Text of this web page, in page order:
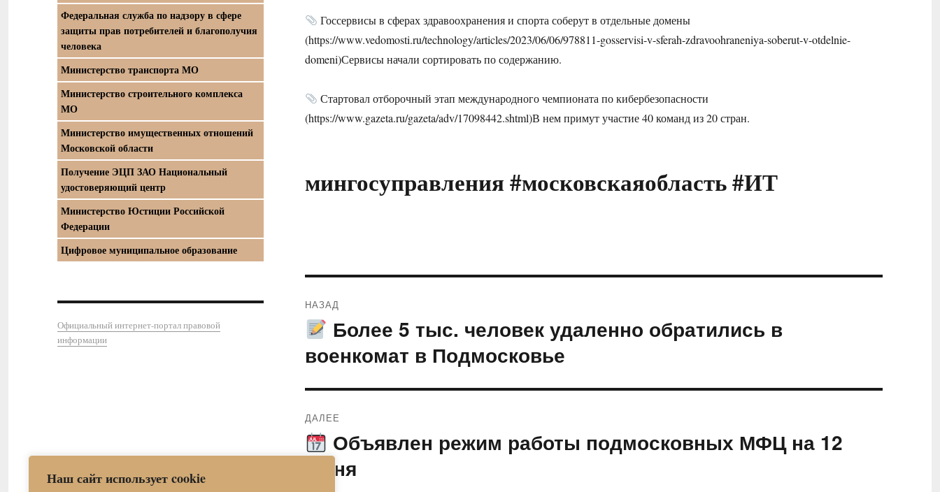
Наш сайт использует cookie
Госсервисы в сферах здравоохранения и спорта соберут в отдельные домены
(https://www.vedomosti.ru/technology/articles/2023/06/06/978811-gosservisi-v-sferah-zdravoohraneniya-soberut-v-otdelnie-
domeni)Сервисы начали сортировать по содержанию.
Стартовал отборочный этап международного чемпионата по кибербезопасности
(https://www.gazeta.ru/gazeta/adv/17098442.shtml)В нем примут участие 40 команд из 20 стран.
мингосуправления #московскаяобласть #ИТ
по
записям
НАЗАД
Предыдущая
Более 5 тыс. человек удаленно обратились в
военкомат в Подмосковье
ДАЛЕЕ
Следующая
запись:
Объявлен режим работы подмосковных МФЦ на 12
июня
Федеральная служба по надзору в сфере
защиты прав потребителей и благополучия
человека
Министерство транспорта МО
Министерство строительного комплекса
МО
Министерство имущественных отношений
Московской области
Получение ЭЦП ЗАО Национальный
удостоверяющий центр
Министерство Юстиции Российской
Федерации
Цифровое муниципальное образование
Официальный интернет-портал правовой
информации